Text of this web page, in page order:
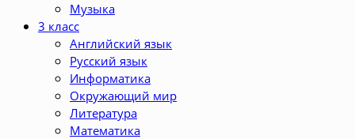
Музыка
3 класс
Английский язык
Русский язык
Информатика
Окружающий мир
Литература
Математика